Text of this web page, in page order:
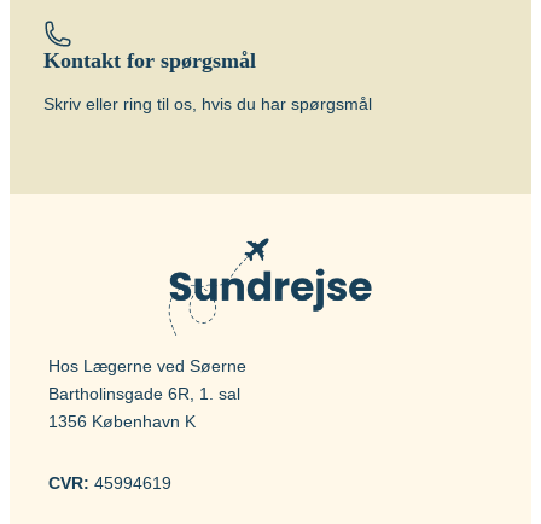
Kontakt for spørgsmål
Skriv eller ring til os, hvis du har spørgsmål
Hos Lægerne ved Søerne
Bartholinsgade 6R, 1. sal
1356 København K
CVR: 45994619